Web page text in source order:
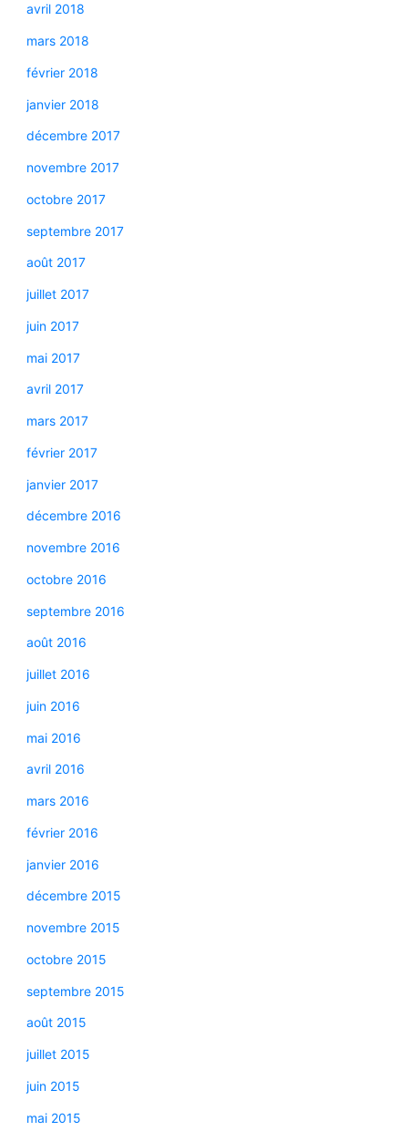
avril 2018
mars 2018
février 2018
janvier 2018
décembre 2017
novembre 2017
octobre 2017
septembre 2017
août 2017
juillet 2017
juin 2017
mai 2017
avril 2017
mars 2017
février 2017
janvier 2017
décembre 2016
novembre 2016
octobre 2016
septembre 2016
août 2016
juillet 2016
juin 2016
mai 2016
avril 2016
mars 2016
février 2016
janvier 2016
décembre 2015
novembre 2015
octobre 2015
septembre 2015
août 2015
juillet 2015
juin 2015
mai 2015